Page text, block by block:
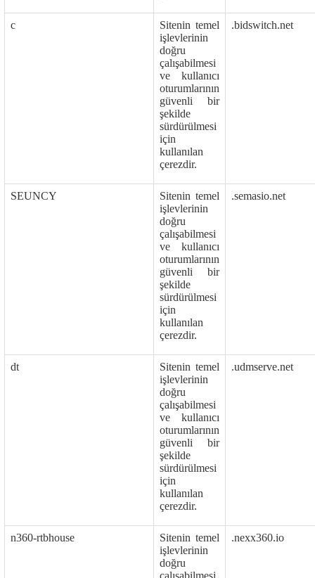
c
Sitenin temel
işlevlerinin
doğru
çalışabilmesi
ve kullanıcı
oturumlarının
güvenli bir
şekilde
sürdürülmesi
için
kullanılan
çerezdir.
.bidswitch.net
SEUNCY
Sitenin temel
işlevlerinin
doğru
çalışabilmesi
ve kullanıcı
oturumlarının
güvenli bir
şekilde
sürdürülmesi
için
kullanılan
çerezdir.
.semasio.net
dt
Sitenin temel
işlevlerinin
doğru
çalışabilmesi
ve kullanıcı
oturumlarının
güvenli bir
şekilde
sürdürülmesi
için
kullanılan
çerezdir.
.udmserve.net
n360-rtbhouse
Sitenin temel
işlevlerinin
doğru
çalışabilmesi
.nexx360.io